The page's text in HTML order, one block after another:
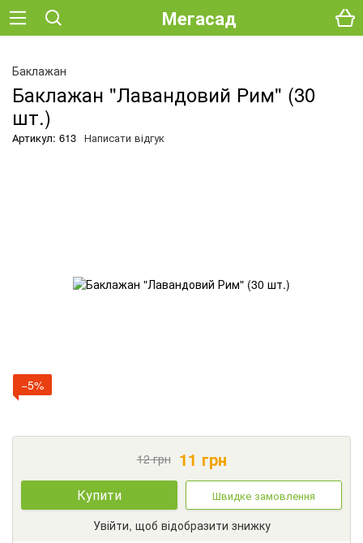
Мегасад
Баклажан
Баклажан "Лавандовий Рим" (30
шт.)
Артикул: 613 Написати відгук
−5%
12грн 11 грн
Купити Швидке замовлення
Увійти, щоб відобразити знижку